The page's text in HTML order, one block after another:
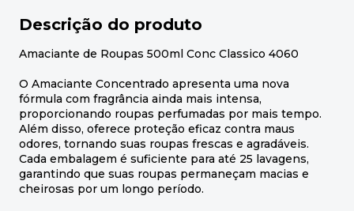
Descrição do produto
Amaciante de Roupas 500ml Conc Classico 4060
O Amaciante Concentrado apresenta uma nova
fórmula com fragrância ainda mais intensa,
proporcionando roupas perfumadas por mais tempo.
Além disso, oferece proteção eficaz contra maus
odores, tornando suas roupas frescas e agradáveis.
Cada embalagem é suficiente para até 25 lavagens,
garantindo que suas roupas permaneçam macias e
cheirosas por um longo período.